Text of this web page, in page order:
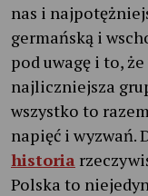
nas i
germańską i
pod uwagę i to,
najliczniejsza
wszystko to
napięć i wyzwań.
historia
Polska to